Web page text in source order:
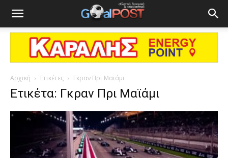
Αρχική Ετικέτες Γκραν Πρι Μαϊάμι
Ετικέτα: Γκραν Πρι Μαϊάμι